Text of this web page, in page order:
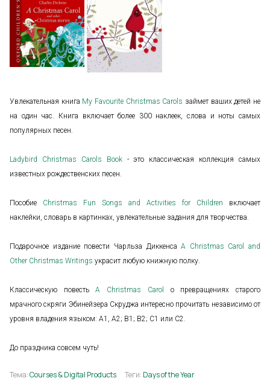
Увлекательная книга My Favourite Christmas Carols займет ваших детей не
на один час. Книга включает более 300 наклеек, слова и ноты самых
популярных песен.
Ladybird Christmas Carols Book- это классическая коллекция самых
известных рождественских песен.
Пособие Christmas Fun Songs and Activities for Children включает
наклейки, словарь в картинках, увлекательные задания для творчества.
Подарочное издание повести Чарльза ДиккенсаA Christmas Carol and
Other Christmas Writings украсит любую книжную полку.
Классическую повестьA Christmas Carol
о превращениях старого
мрачного скряги Эбинейзера Скруджа интересно прочитать независимо от
уровня владения языком: A1, A2; B1; B2; C1 или C2.
До праздника совсем чуть!
Тема:Courses & Digital Products Теги: Days of the Year